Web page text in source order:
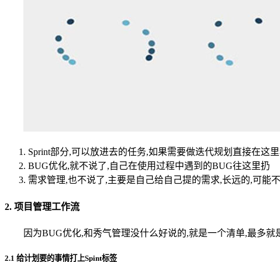
Sprint部分,可以放进去的任务,如果需要做迭代规划直接在这
BUG优化,就不说了,自己在使用过程中遇到的BUG往这里扔
需求管理,也不说了,主要是自己给自己提的需求,长远的,可能
2. 项目管理工作流
因为BUG优化,和秀气管理没什么好说的,就是一个清单,最多
2.1 给计划要的事情打上Spint标签